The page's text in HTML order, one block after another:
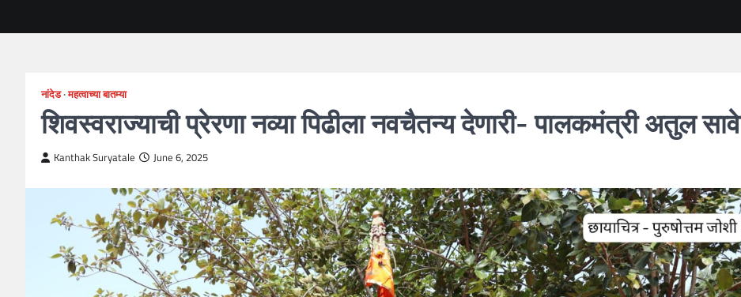
नांदेड महत्वाच्या बातम्या
शिवस्वराज्याची प्रेरणा नव्या पिढीला नवचैतन्य देणारी- पालकमंत्री अतुल सावे
Kanthak Suryatale June 6, 2025